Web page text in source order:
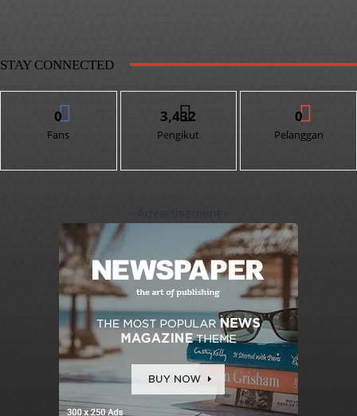
STAY CONNECTED
0
Fans
3,432
Pengikut
0
Pelanggan